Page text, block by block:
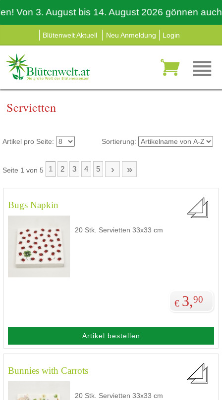
Von 3. August bis 14. August 2026 gönnen auch
Blütenwelt Aktuell Neu Anmeldung Login
Servietten
Artikel pro Seite: Sortierung:
Seite 1 von 5 1 2 3 4 5 › »
Bugs Napkin
20 Stk. Servietten 33x33 cm
€ 3,90
Artikel bestellen
Bunnies with Carrots
20 Stk. Servietten 33x33 cm